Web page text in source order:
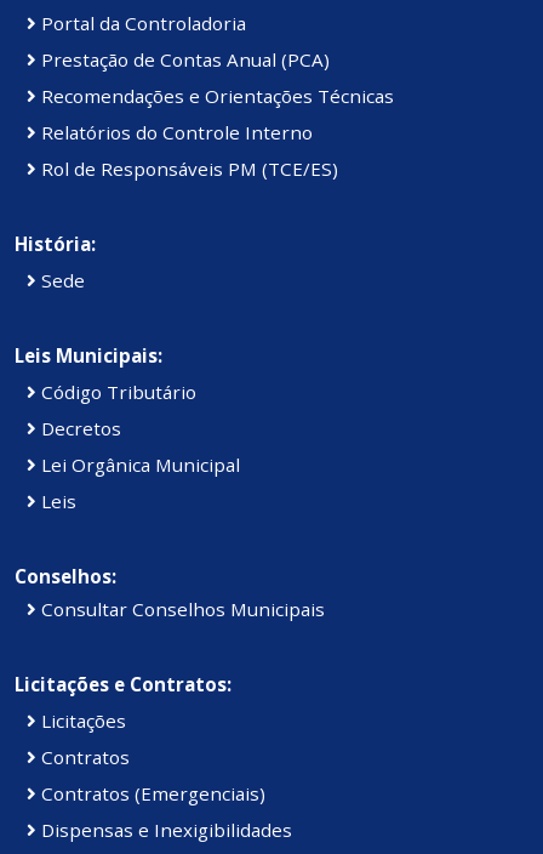
Portal da Controladoria
Prestação de Contas Anual (PCA)
Recomendações e Orientações Técnicas
Relatórios do Controle Interno
Rol de Responsáveis PM (TCE/ES)
História:
Sede
Leis Municipais:
Código Tributário
Decretos
Lei Orgânica Municipal
Leis
Conselhos:
Consultar Conselhos Municipais
Licitações e Contratos:
Licitações
Contratos
Contratos (Emergenciais)
Dispensas e Inexigibilidades